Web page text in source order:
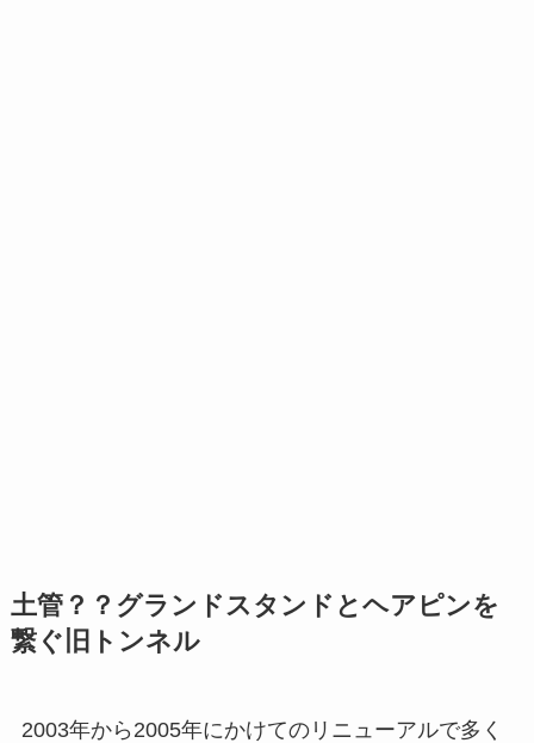
土管？？グランドスタンドとヘアピンを
繋ぐ旧トンネル
2003年から2005年にかけてのリニューアルで多く